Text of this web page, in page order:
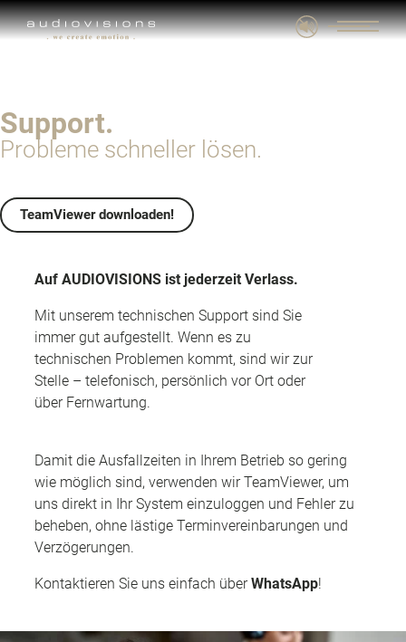
Support.
Probleme schneller lösen.
TeamViewer downloaden!
Auf AUDIOVISIONS ist jederzeit Verlass.
Mit unserem technischen Support sind Sie
immer gut aufgestellt. Wenn es zu
technischen Problemen kommt, sind wir zur
Stelle – telefonisch, persönlich vor Ort oder
über Fernwartung.
Damit die Ausfallzeiten in Ihrem Betrieb so gering
wie möglich sind, verwenden wir TeamViewer, um
uns direkt in Ihr System einzuloggen und Fehler zu
beheben, ohne lästige Terminvereinbarungen und
Verzögerungen.
Kontaktieren Sie uns einfach überWhatsApp!